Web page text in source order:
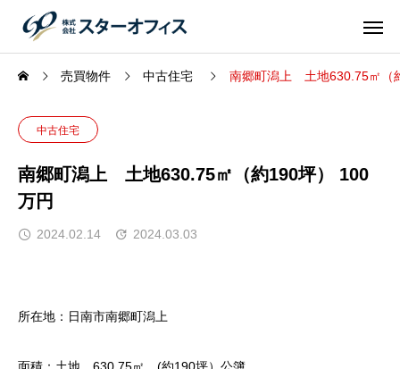
売買物件 中古住宅 南郷町潟上 土地630.75㎡（
中古住宅
南郷町潟上 土地630.75㎡（約190坪） 100
万円
2024.02.14 2024.03.03
所在地： 日南市南郷町潟上